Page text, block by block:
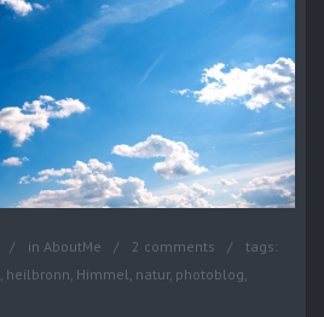
in AboutMe 2 comments
tags:
heilbronn Himmel natur, photoblog